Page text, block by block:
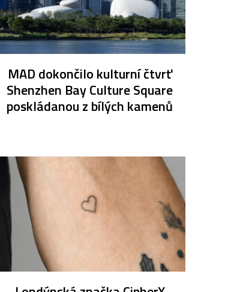
MAD dokončilo kulturní čtvrť
Shenzhen Bay Culture Square
poskládanou z bílých kamenů